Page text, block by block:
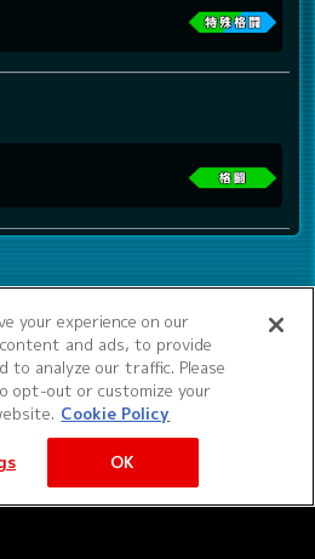
your experience on our
and ads, to provide
to analyze our traffic. Please
opt-out or customize your
Cookie Policy
OK